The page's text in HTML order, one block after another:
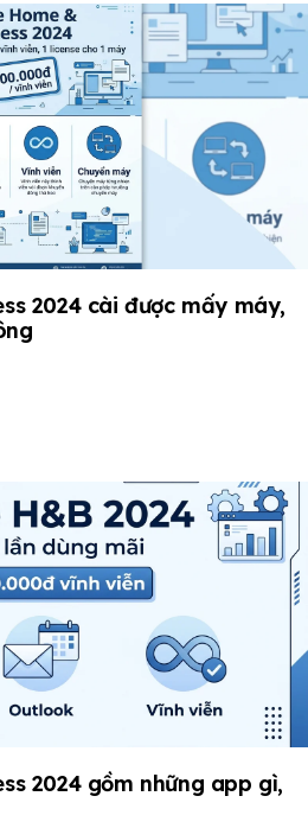
2024 cài được mấy máy,
2024 gồm những app gì,